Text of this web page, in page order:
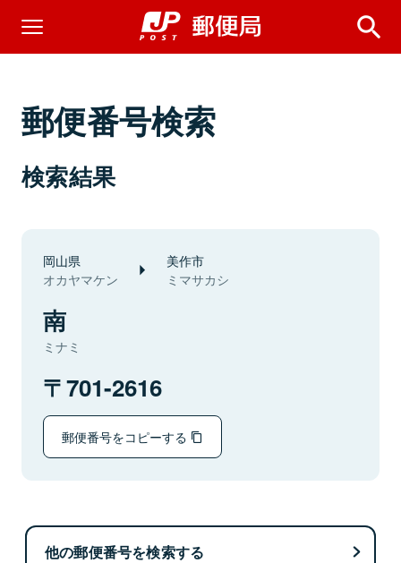
郵便番号検索
検索結果
岡山県
オカヤマケン
美作市
ミマサカシ
南
ミナミ
701-2616
郵便番号をコピーする
他の郵便番号を検索する